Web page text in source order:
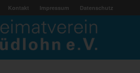
Kontakt Impressum Datenschutz